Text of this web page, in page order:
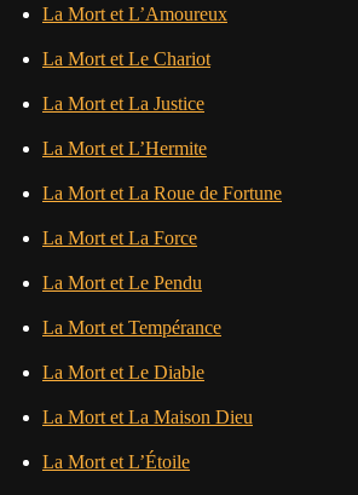
La Mort et L’Amoureux
La Mort et Le Chariot
La Mort et La Justice
La Mort et L’Hermite
La Mort et La Roue de Fortune
La Mort et La Force
La Mort et Le Pendu
La Mort et Tempérance
La Mort et Le Diable
La Mort et La Maison Dieu
La Mort et L’Étoile